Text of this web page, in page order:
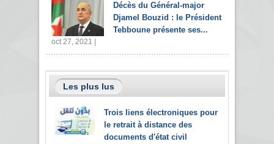
Décès du Général-major
Djamel Bouzid : le Président
Tebboune présente ses...
oct 27, 2021 |
Les plus lus
Trois liens électroniques pour
le retrait à distance des
documents d'état civil